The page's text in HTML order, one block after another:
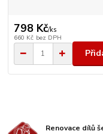
798 Kč/ks
660 Kč bez DPH
Renovace dílů